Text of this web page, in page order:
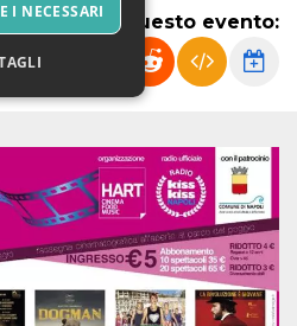
Condividi questo evento:
I NECESSARI
o tecnici sono
del sito. I
funzionare
Scadenza Descrizione